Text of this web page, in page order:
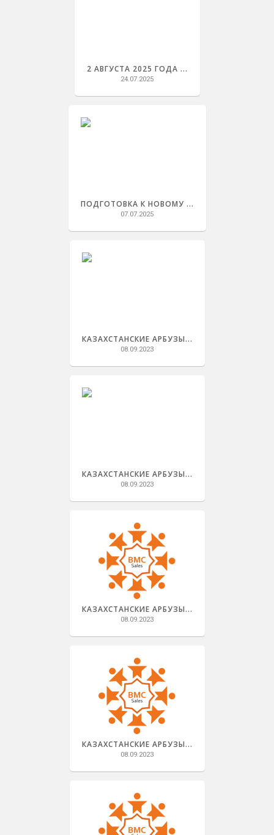
2 АВГУСТА 2025 ГОДА ...
24.07.2025
ПОДГОТОВКА К НОВОМУ ...
07.07.2025
КАЗАХСТАНСКИЕ АРБУЗЫ...
08.09.2023
КАЗАХСТАНСКИЕ АРБУЗЫ...
08.09.2023
КАЗАХСТАНСКИЕ АРБУЗЫ...
08.09.2023
КАЗАХСТАНСКИЕ АРБУЗЫ...
08.09.2023